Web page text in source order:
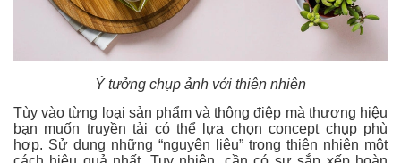
Ý tưởng chụp ảnh với thiên nhiên
Tùy vào từng loại sản phẩm và thông điệp mà thương hiệu
bạn muốn truyền tải có thể lựa chọn concept chụp phù
hợp. Sử dụng những “nguyên liệu” trong thiên nhiên một